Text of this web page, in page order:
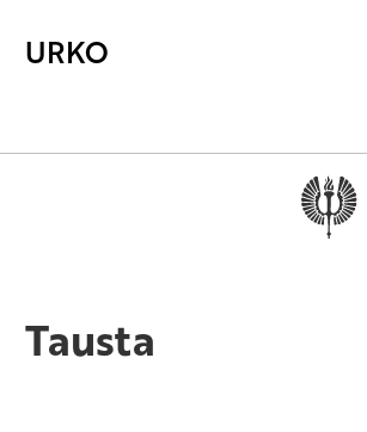
URKO
Tausta